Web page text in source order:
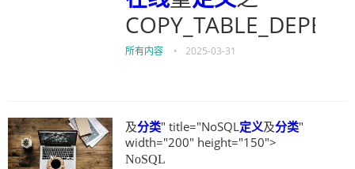
所有内容 • 2025-03-31
及分类" title="NoSQL定义及分类"
width="200" height="150">
NoSQL